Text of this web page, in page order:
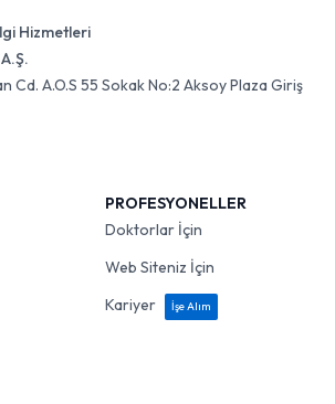
Hizmetleri
Cd. A.O.S 55 Sokak No:2 Aksoy Plaza Giriş
PROFESYONELLER
Doktorlar İçin
Web Siteniz İçin
Kariyer
İşe Alım